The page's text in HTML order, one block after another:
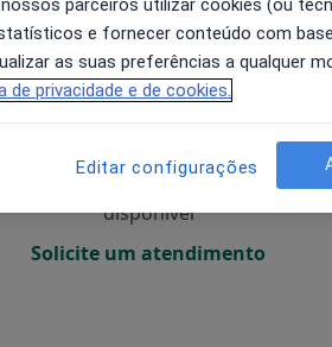
Amanhã
7 Ago
Sáb,
8 Ago
Dom,
O agendamento online não está
disponível
Solicite um atendimento
e fornecer conteúdo com
as suas preferências a qualquer
de privacidade e de cookies.
Editar configurações